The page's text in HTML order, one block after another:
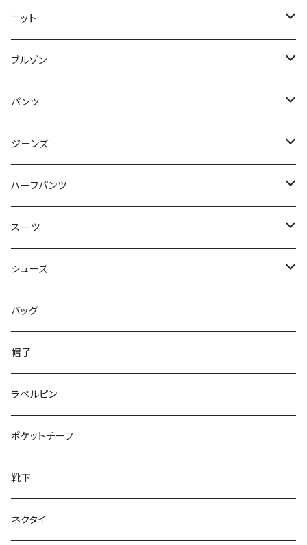
50/XL～
48/L
50/XL～
46/M
48/L
50/XL～
～44/S
46/M
48/L
50/XL～
ニット
～44/S
46/M
48/L
50/XL～
ブルゾン
～44/S
46/M
48/L
50/XL～
パンツ
～44/S
46/M
48/L
50/XL～
ジーンズ
～44/S
46/M
48/L
50/XL～
ハーフパンツ
～44/S
46/M
48/L
50/XL～
スーツ
～44/S
46/M
48/L
50/XL～
シューズ
～25.5cm
26cm～
27cm～
28cm～
バッグ
帽子
ラペルピン
ポケットチーフ
靴下
ネクタイ